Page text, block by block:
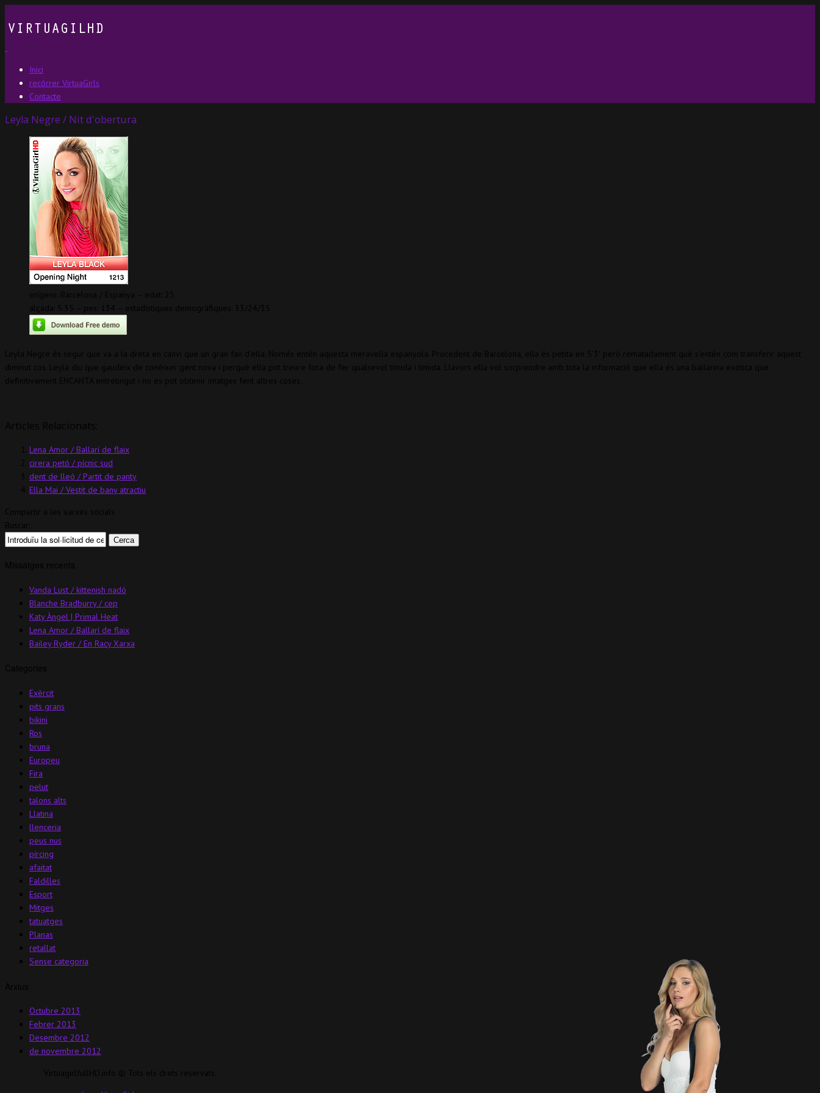
Inici
recórrer VirtuaGirls
Contacte
Leyla Negre / Nit d'obertura
Lena Amor / Ballarí de flaix
cirera petó / pícnic sud
dent de lleó / Partit de panty
Ella Mai / Vestit de bany atractiu
Vanda Lust / kittenish nadó
Blanche Bradburry / cep
Katy Àngel | Primal Heat
Lena Amor / Ballarí de flaix
Bailey Ryder / En Racy Xarxa
Exèrcit
pits grans
bikini
Ros
bruna
Europeu
Fira
pelut
talons alts
Llatina
llenceria
peus nus
pírcing
afaitat
Faldilles
Esport
Mitges
tatuatges
Planas
retallat
Sense categoria
Octubre 2013
Febrer 2013
Desembre 2012
de novembre 2012